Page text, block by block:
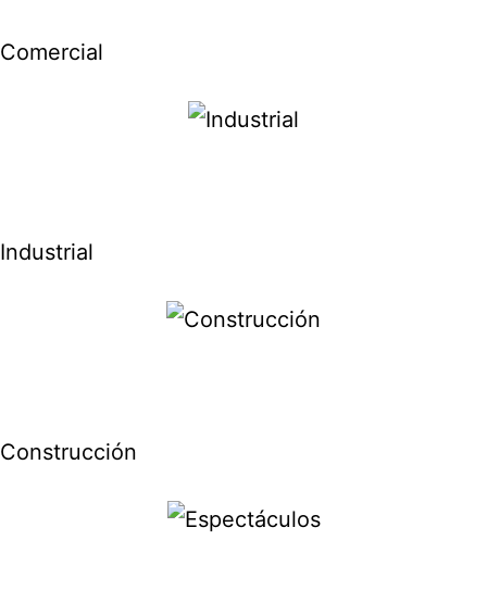
Comercial
Industrial
Construcción